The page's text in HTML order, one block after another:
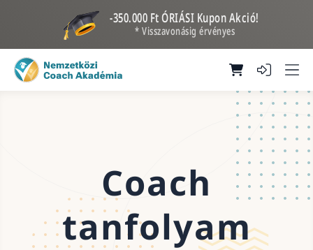
-350.000 Ft ÓRIÁSI Kupon Akció!
* Visszavonásig érvényes
Coach
tanfolyam